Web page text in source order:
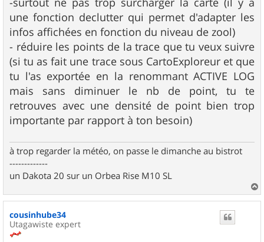
une fonction declutter qui permet d'adapter les
infos affichées en fonction du niveau de zool)
- réduire les points de la trace que tu veux suivre
(si tu as fait une trace sous CartoExploreur et que
tu l'as exportée en la renommant ACTIVE LOG
mais sans diminuer le nb de point, tu te
retrouves avec une densité de point bien trop
importante par rapport à ton besoin)
à trop regarder la météo, on passe le dimanche au bistrot
-------------
un Dakota 20 sur un Orbea Rise M10 SL
a
u
cousinhube34
Utagawiste expert